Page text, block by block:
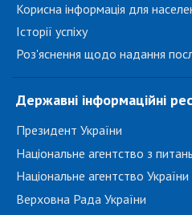
Корисна інформація для
Історії успіху
Роз'яснення щодо надання
Державні інформаційні
Президент України
Національне агентство з
Національне агентство
Верховна Рада України